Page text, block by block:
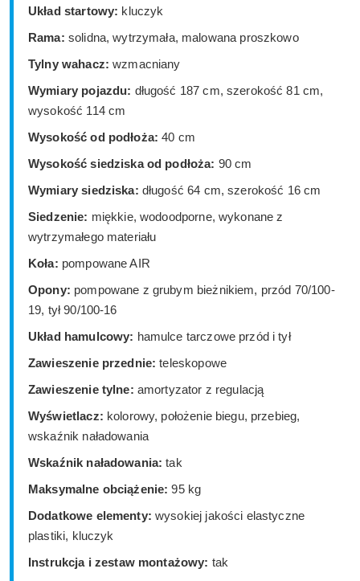
Układ startowy: kluczyk
Rama: solidna, wytrzymała, malowana proszkowo
Tylny wahacz: wzmacniany
Wymiary pojazdu: długość 187 cm, szerokość 81 cm,
wysokość 114 cm
Wysokość od podłoża: 40 cm
Wysokość siedziska od podłoża: 90 cm
Wymiary siedziska: długość 64 cm, szerokość 16 cm
Siedzenie: miękkie, wodoodporne, wykonane z
wytrzymałego materiału
Koła: pompowane AIR
Opony: pompowane z grubym bieżnikiem, przód 70/100-
19, tył 90/100-16
Układ hamulcowy: hamulce tarczowe przód i tył
Zawieszenie przednie: teleskopowe
Zawieszenie tylne: amortyzator z regulacją
Wyświetlacz: kolorowy, położenie biegu, przebieg,
wskaźnik naładowania
Wskaźnik naładowania: tak
Maksymalne obciążenie: 95 kg
Dodatkowe elementy: wysokiej jakości elastyczne
plastiki, kluczyk
Instrukcja i zestaw montażowy: tak